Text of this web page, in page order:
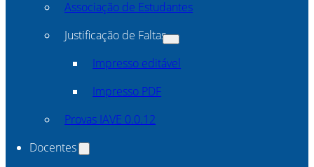
Associação de Estudantes
Justificação de Faltas
Impresso editável
Impresso PDF
Provas IAVE 0.0.12
Docentes